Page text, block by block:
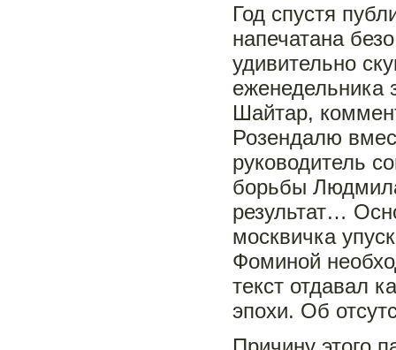
Год спустя
напечатана
удивительно
еженедельника
Шайтар,
Розендалю
руководитель
борьбы
результат…
москвичка
Фоминой
текст отдавал
эпохи. Об